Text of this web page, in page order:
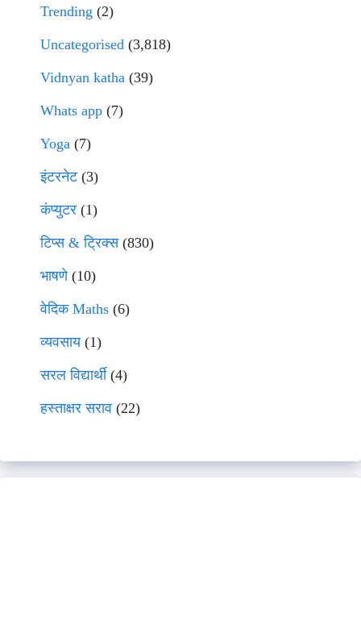
Trending (2)
Uncategorised (3,818)
Vidnyan katha (39)
Whats app (7)
Yoga (7)
इंटरनेट(3)
कंप्युटर (1)
टिप्स & ट्रिक्स(830)
भाषणे(10)
वेदिक Maths (6)
व्यवसाय(1)
सरल विद्यार्थी(4)
हस्ताक्षर सराव (22)